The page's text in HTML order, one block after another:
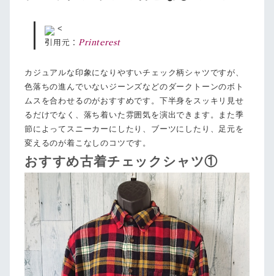
<
引用元： Printerest
カジュアルな印象になりやすいチェック柄シャツですが、
色落ちの進んでいないジーンズなどのダークトーンのボト
ムスを合わせるのがおすすめです。下半身をスッキリ見せ
るだけでなく、落ち着いた雰囲気を演出できます。また季
節によってスニーカーにしたり、ブーツにしたり、足元を
変えるのが着こなしのコツです。
おすすめ古着チェックシャツ①